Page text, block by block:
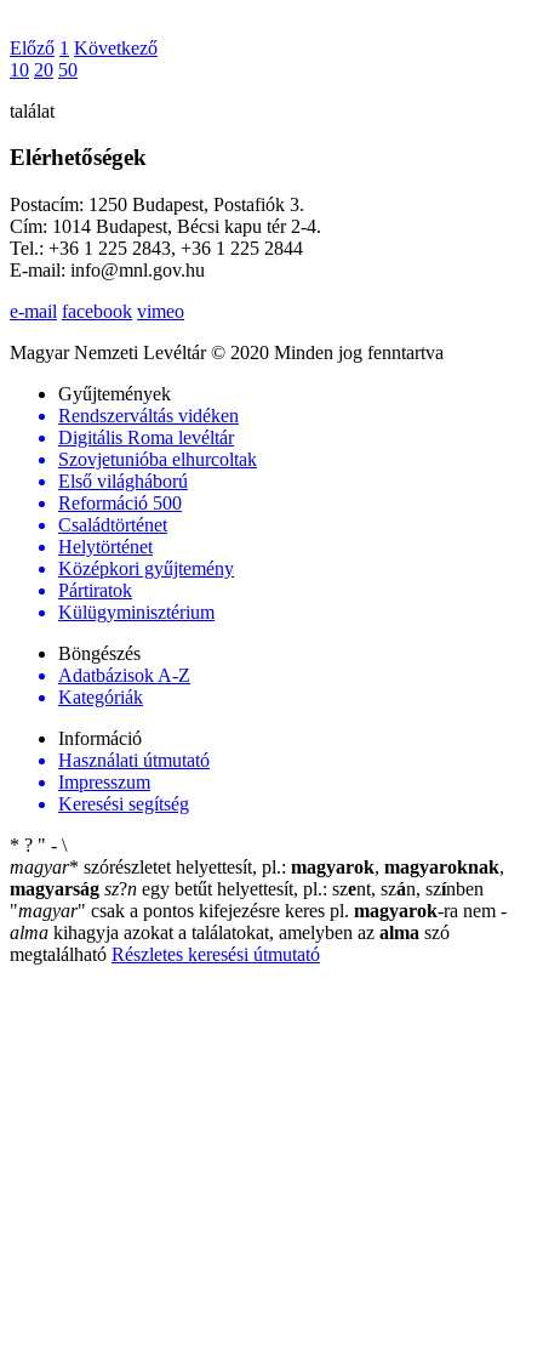
Előző 1 Következő
10 20 50
találat
Elérhetőségek
Postacím: 1250 Budapest, Postafiók 3.
Cím: 1014 Budapest, Bécsi kapu tér 2-4.
Tel.: +36 1 225 2843, +36 1 225 2844
E-mail: info@mnl.gov.hu
e-mail facebook vimeo
Magyar Nemzeti Levéltár © 2020 Minden jog fenntartva
Gyűjtemények
Rendszerváltás vidéken
Digitális Roma levéltár
Szovjetunióba elhurcoltak
Első világháború
Reformáció 500
Családtörténet
Helytörténet
Középkori gyűjtemény
Pártiratok
Külügyminisztérium
Böngészés
Adatbázisok A-Z
Kategóriák
Információ
Használati útmutató
Impresszum
Keresési segítség
* ? " - \
magyar* szórészletet helyettesít, pl.: magyarok, magyaroknak,
magyarság sz?n egy betűt helyettesít, pl.: szent, szán, színben
"magyar" csak a pontos kifejezésre keres pl. magyarok-ra nem -
alma kihagyja azokat a találatokat, amelyben az alma szó
megtalálható Részletes keresési útmutató